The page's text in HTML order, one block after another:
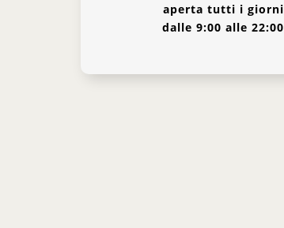
aperta tutti i giorni
dalle 9:00 alle 22:00